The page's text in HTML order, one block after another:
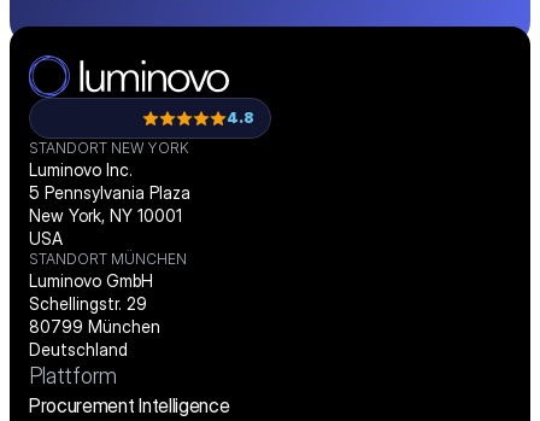
4.8
STANDORT NEW YORK
Luminovo Inc.
5 Pennsylvania Plaza
New York, NY 10001
USA
STANDORT MÜNCHEN
Luminovo GmbH
Schellingstr. 29
80799 München
Deutschland
Plattform
Procurement Intelligence